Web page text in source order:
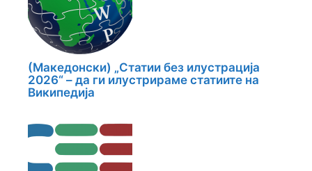
(Македонски) „Статии без илустрација
2026“ – да ги илустрираме статиите на
Википедија